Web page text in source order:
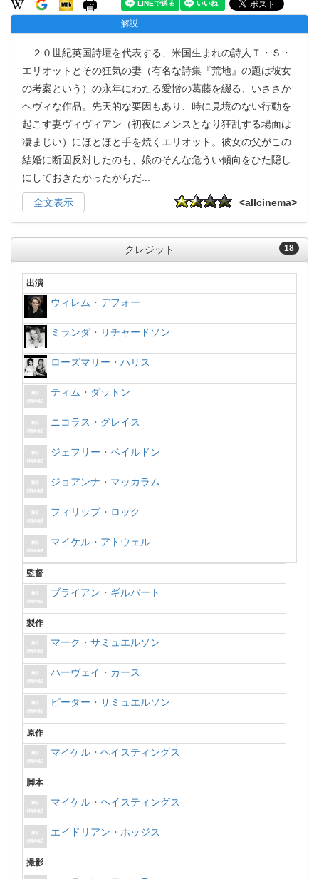
解説
２０世紀英国詩壇を代表する、米国生まれの詩人Ｔ・Ｓ・
エリオットとその狂気の妻（有名な詩集『荒地』の題は彼女
の考案という）の永年にわたる愛憎の葛藤を綴る、いささか
ヘヴィな作品。先天的な要因もあり、時に見境のない行動を
起こす妻ヴィヴィアン（初夜にメンスとなり狂乱する場面は
凄まじい）にほとほと手を焼くエリオット。彼女の父がこの
結婚に断固反対したのも、娘のそんな危うい傾向をひた隠し
にしておきたかったからだ
全文表示 <allcinema>
18
クレジット
出演
ウィレム・デフォー
ミランダ・リチャードソン
ローズマリー・ハリス
ティム・ダットン
ニコラス・グレイス
ジェフリー・ベイルドン
ジョアンナ・マッカラム
フィリップ・ロック
マイケル・アトウェル
監督
ブライアン・ギルバート
製作
マーク・サミュエルソン
ハーヴェイ・カース
ピーター・サミュエルソン
原作
マイケル・ヘイスティングス
脚本
マイケル・ヘイスティングス
エイドリアン・ホッジス
撮影